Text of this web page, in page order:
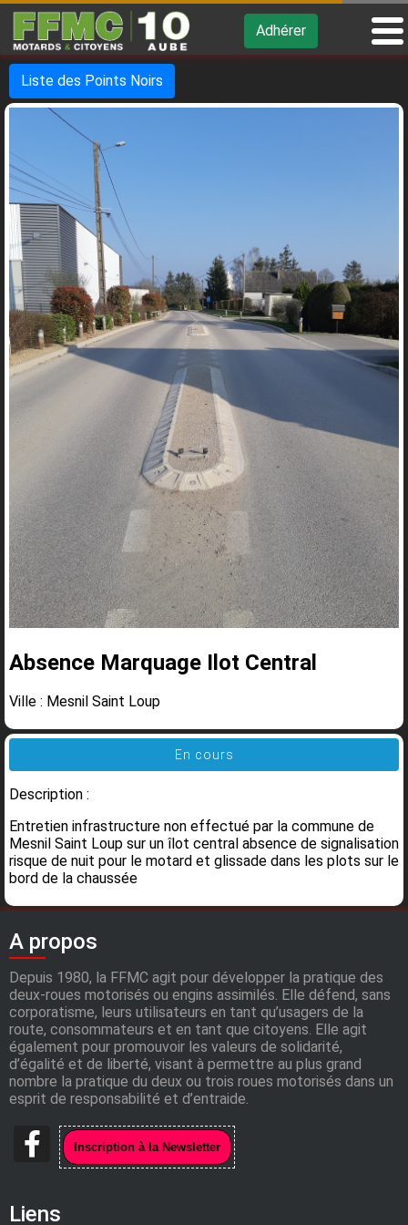
Adhérer
Liste des Points Noirs
Absence Marquage Ilot Central
Ville : Mesnil Saint Loup
En cours
Description :
Entretien infrastructure non effectué par la commune de
Mesnil Saint Loup sur un îlot central absence de signalisation
risque de nuit pour le motard et glissade dans les plots sur le
bord de la chaussée
A propos
Depuis 1980, la FFMC agit pour développer la pratique des
deux-roues motorisés ou engins assimilés. Elle défend, sans
corporatisme, leurs utilisateurs en tant qu’usagers de la
route, consommateurs et en tant que citoyens. Elle agit
également pour promouvoir les valeurs de solidarité,
d’égalité et de liberté, visant à permettre au plus grand
nombre la pratique du deux ou trois roues motorisés dans un
esprit de responsabilité et d’entraide.
Liens